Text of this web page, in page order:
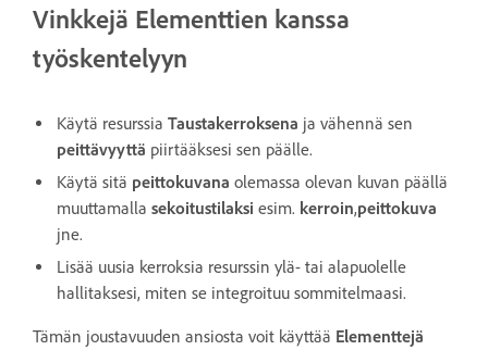
Vinkkejä Elementtien kanssa
työskentelyyn
Käytä resurssia Taustakerroksena ja vähennä sen
peittävyyttä piirtääksesi sen päälle.
Käytä sitä peittokuvana olemassa olevan kuvan päällä
muuttamalla sekoitustilaksi esim. kerroin,peittokuva
jne.
Lisää uusia kerroksia resurssin ylä- tai alapuolelle
hallitaksesi, miten se integroituu sommitelmaasi.
Tämän joustavuuden ansiosta voit käyttää Elementtejä